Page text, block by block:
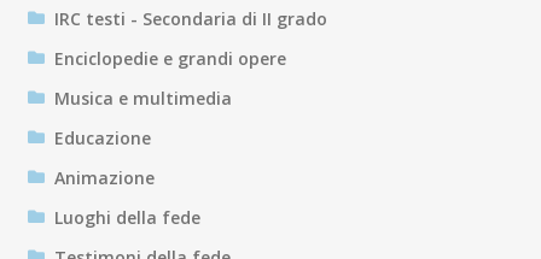
IRC testi - Secondaria di II grado
Enciclopedie e grandi opere
Musica e multimedia
Educazione
Animazione
Luoghi della fede